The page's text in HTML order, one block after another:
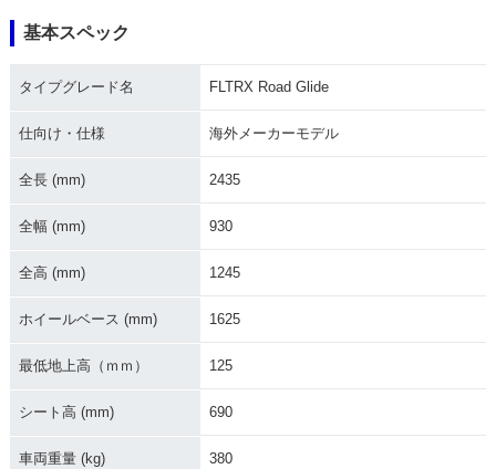
d Glide
Road Glide・カラ
2011年 FLTRX Roa
2010年 FLTRX Roa
基本スペック
タイプグレード名 FLTRX Road Glide
仕向け・仕様 海外メーカーモデル
全長 (mm) 2435
全幅 (mm) 930
全高 (mm) 1245
ホイールベース (mm) 1625
最低地上高（ｍｍ） 125
シート高 (mm) 690
車両重量 (kg) 380